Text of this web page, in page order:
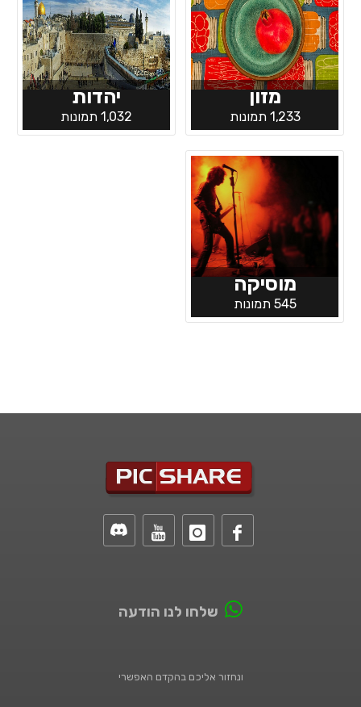
מזון
1,233 תמונות
יהדות
1,032 תמונות
מוסיקה
545 תמונות
שלחו לנו הודעה
ונחזור אליכם בהקדם האפשרי